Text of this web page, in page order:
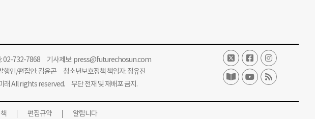
02-732-7868 기사제보:press@futurechosun.com
인/편집인: 김윤곤 청소년보호정책 책임자: 정유진
All rights reserved. 무단 전재 및 재배포 금지.
편집규약 알립니다